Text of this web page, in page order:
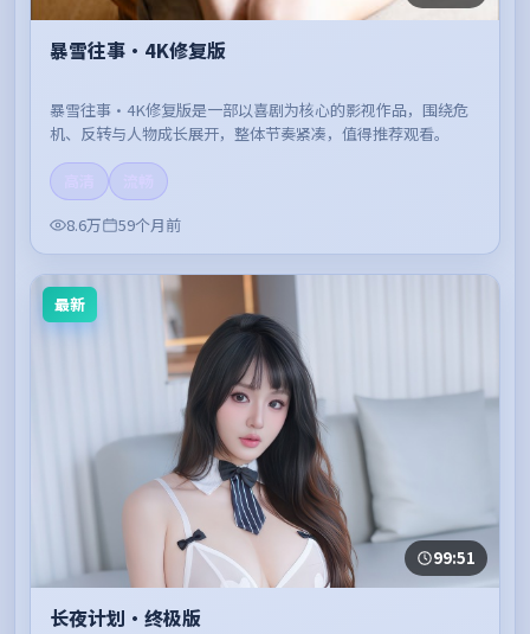
暴雪往事·4K修复版
暴雪往事·4K修复版是一部以喜剧为核心的影视作品，围绕危
机、反转与人物成长展开，整体节奏紧凑，值得推荐观看。
8.6万
59个月前
最新
99:51
长夜计划·终极版